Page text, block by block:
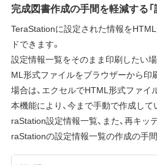
完成図書作成の手間を軽減する
TeraStationに設定された情報を
ドできます。
設定情報一覧をそのまま印刷したい
ML形式ファイルをブラウザーから印
場合は、エクセルでHTML形式ファイ
本機能により、今まで手動で作成して
raStation設定情報一覧、また、再キ
raStationの設定情報一覧の作成の手